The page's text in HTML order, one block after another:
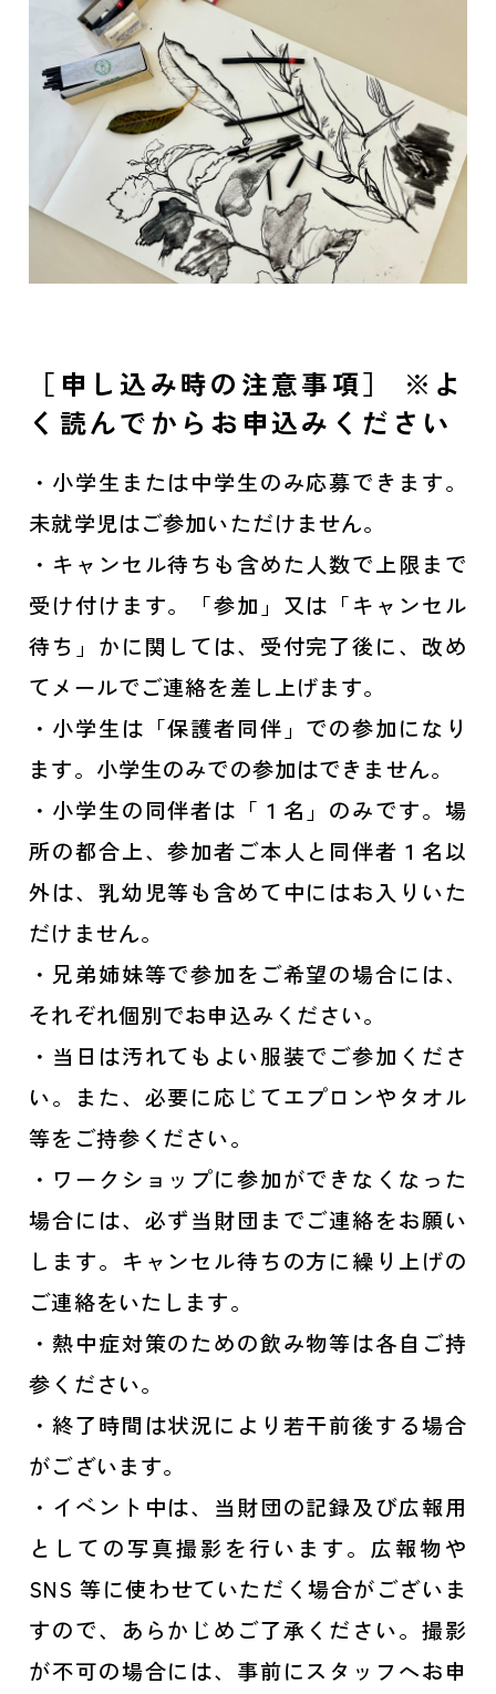
［申し込み時の注意事項］ ※よ
く読んでからお申込みください
・小学生または中学生のみ応募できます。
未就学児はご参加いただけません。
・キャンセル待ちも含めた人数で上限まで
受け付けます。「参加」又は「キャンセル
待ち」かに関しては、受付完了後に、改め
てメールでご連絡を差し上げます。
・小学生は「保護者同伴」での参加になり
ます。小学生のみでの参加はできません。
・小学生の同伴者は「１名」のみです。場
所の都合上、参加者ご本人と同伴者１名以
外は、乳幼児等も含めて中にはお入りいた
だけません。
・兄弟姉妹等で参加をご希望の場合には、
それぞれ個別でお申込みください。
・当日は汚れてもよい服装でご参加くださ
い。また、必要に応じてエプロンやタオル
等をご持参ください。
・ワークショップに参加ができなくなった
場合には、必ず当財団までご連絡をお願い
します。キャンセル待ちの方に繰り上げの
ご連絡をいたします。
・熱中症対策のための飲み物等は各自ご持
参ください。
・終了時間は状況により若干前後する場合
がございます。
・イベント中は、当財団の記録及び広報用
としての写真撮影を行います。広報物や
SNS 等に使わせていただく場合がございま
すので、あらかじめご了承ください。撮影
が不可の場合には、事前にスタッフへお申